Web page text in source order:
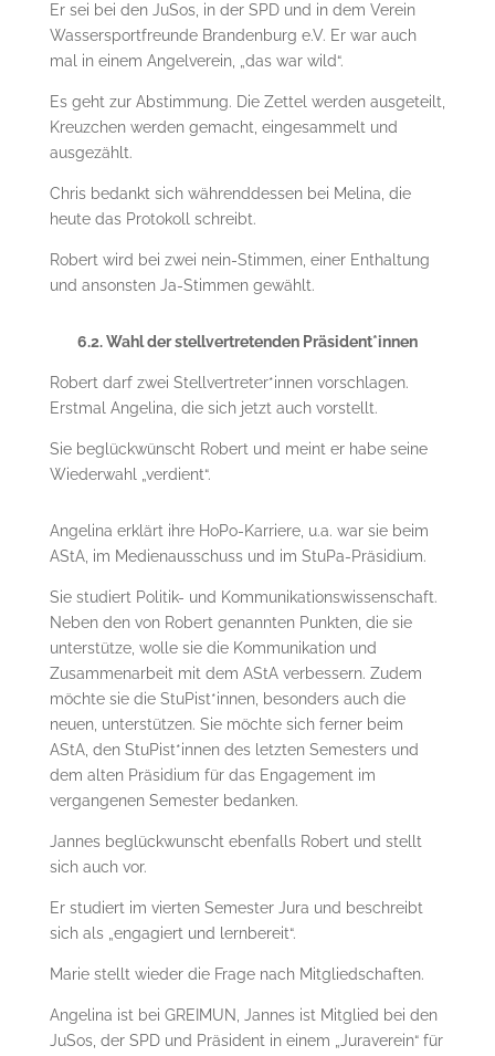
Er sei bei den JuSos, in der SPD und in dem Verein
Wassersportfreunde Brandenburg e.V. Er war auch
mal in einem Angelverein, „das war wild“.
Es geht zur Abstimmung. Die Zettel werden ausgeteilt,
Kreuzchen werden gemacht, eingesammelt und
ausgezählt.
Chris bedankt sich währenddessen bei Melina, die
heute das Protokoll schreibt.
Robert wird bei zwei nein-Stimmen, einer Enthaltung
und ansonsten Ja-Stimmen gewählt.
6.2. Wahl der stellvertretenden Präsident*innen
Robert darf zwei Stellvertreter*innen vorschlagen.
Erstmal Angelina, die sich jetzt auch vorstellt.
Sie beglückwünscht Robert und meint er habe seine
Wiederwahl „verdient“.
Angelina erklärt ihre HoPo-Karriere, u.a. war sie beim
AStA, im Medienausschuss und im StuPa-Präsidium.
Sie studiert Politik- und Kommunikationswissenschaft.
Neben den von Robert genannten Punkten, die sie
unterstütze, wolle sie die Kommunikation und
Zusammenarbeit mit dem AStA verbessern. Zudem
möchte sie die StuPist*innen, besonders auch die
neuen, unterstützen. Sie möchte sich ferner beim
AStA, den StuPist*innen des letzten Semesters und
dem alten Präsidium für das Engagement im
vergangenen Semester bedanken.
Jannes beglückwunscht ebenfalls Robert und stellt
sich auch vor.
Er studiert im vierten Semester Jura und beschreibt
sich als „engagiert und lernbereit“.
Marie stellt wieder die Frage nach Mitgliedschaften.
Angelina ist bei GREIMUN, Jannes ist Mitglied bei den
JuSos, der SPD und Präsident in einem „Juraverein“ für